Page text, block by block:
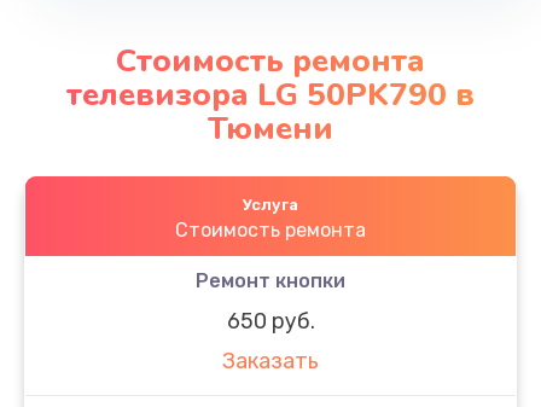
Стоимость ремонта
телевизора LG 50PK790 в
Тюмени
Услуга
Стоимость ремонта
Ремонт кнопки
650 руб.
Заказать